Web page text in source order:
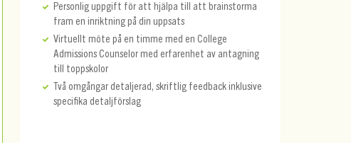
Personlig uppgift för att hjälpa till att brainstorma
fram en inriktning på din uppsats
Virtuellt möte på en timme med en College
Admissions Counselor med erfarenhet av antagning
till toppskolor
Två omgångar detaljerad, skriftlig feedback inklusive
specifika detaljförslag